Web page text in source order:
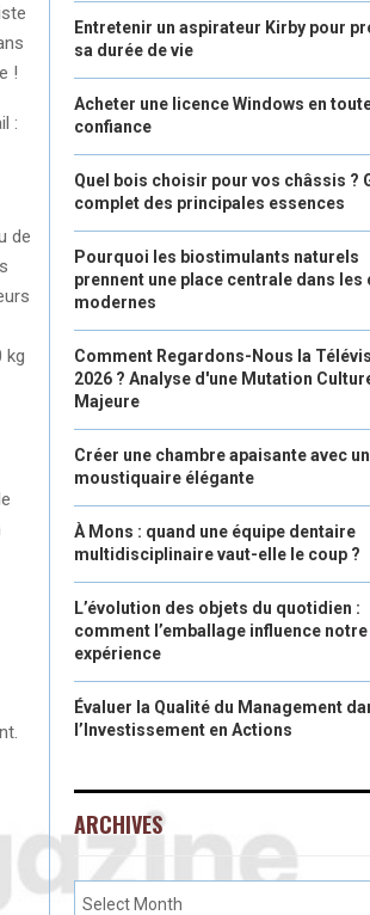
!
:
de
kg
Entretenir un aspirateur Kirby pour
sa durée de vie
Acheter une licence Windows en
confiance
Quel bois choisir pour vos châssis ?
complet des principales essences
Pourquoi les biostimulants naturels
prennent une place centrale dans les
modernes
Comment Regardons-Nous la
2026 ? Analyse d'une Mutation
Majeure
Créer une chambre apaisante avec
moustiquaire élégante
À Mons : quand une équipe dentaire
multidisciplinaire vaut-elle le coup ?
L’évolution des objets du quotidien :
comment l’emballage influence notre
expérience
Évaluer la Qualité du Management
l’Investissement en Actions
ARCHIVES